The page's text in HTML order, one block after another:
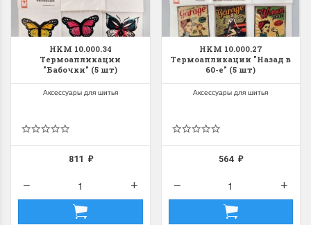
HKM 10.000.34
Термоапликации
"Бабочки" (5 шт)
Аксессуары для шитья
811 ₽
HKM 10.000.27
Термоапликации "Назад в
60-е" (5 шт)
Аксессуары для шитья
564₽